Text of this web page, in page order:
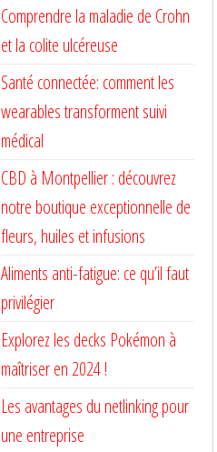
Comprendre la maladie de Crohn
et la colite ulcéreuse
Santé connectée: comment les
wearables transforment suivi
médical
CBD à Montpellier : découvrez
notre boutique exceptionnelle de
fleurs, huiles et infusions
Aliments anti-fatigue: ce qu’il faut
privilégier
Explorez les decks Pokémon à
maîtriser en 2024 !
Les avantages du netlinking pour
une entreprise